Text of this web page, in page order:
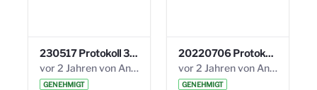
230517 Protokoll 35. Steuerungskreis.pdf
vor 2 Jahren von Anni Schlumberger
GENEHMIGT
20220706 Protokoll 33. Steuerungskreis.pdf
vor 2 Jahren von Anni Schlumberger
GENEHMIGT